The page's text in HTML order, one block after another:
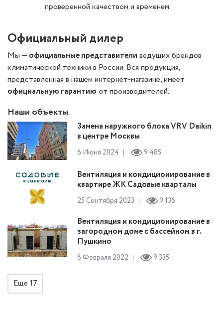
проверенной качеством и временем.
Официальный дилер
Мы — официальные представители ведущих брендов
климатической техники в России. Вся продукция,
представленная в нашем интернет-магазине, имеет
официальную гарантию от производителей.
Наши объекты
Замена наружного блока VRV Daikin
в центре Москвы
6 Июня 2024 9 485
Вентиляция и кондиционирование в
квартире ЖК Садовые кварталы
25 Сентября 2023 9 136
Вентиляция и кондиционирование в
загородном доме с бассейном в г.
Пушкино
6 Февраля 2022 9 335
Еще 17